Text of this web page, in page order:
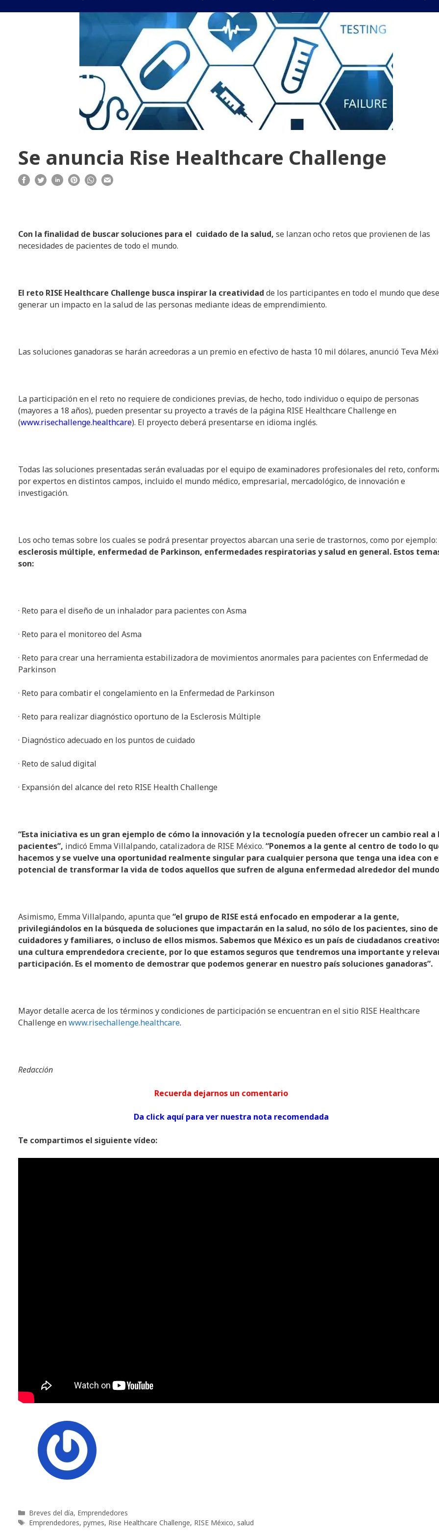
Se anuncia Rise Healthcare Challenge
Con la finalidad de buscar soluciones para el cuidado de la salud, se lanzan ocho retos que provienen de las
necesidades de pacientes de todo el mundo.
El reto RISE Healthcare Challenge busca inspirar la creatividad de los participantes en todo el mundo que
generar un impacto en la salud de las personas mediante ideas de emprendimiento.
Las soluciones ganadoras se harán acreedoras a un premio en efectivo de hasta 10 mil dólares, anunció Teva
La participación en el reto no requiere de condiciones previas, de hecho, todo individuo o equipo de personas
(mayores a 18 años), pueden presentar su proyecto a través de la página RISE Healthcare Challenge en
(www.risechallenge.healthcare). El proyecto deberá presentarse en idioma inglés.
Todas las soluciones presentadas serán evaluadas por el equipo de examinadores profesionales del reto,
por expertos en distintos campos, incluido el mundo médico, empresarial, mercadológico, de innovación e
investigación.
Los ocho temas sobre los cuales se podrá presentar proyectos abarcan una serie de trastornos, como por ejemplo:
esclerosis múltiple, enfermedad de Parkinson, enfermedades respiratorias y salud en general. Estos
son:
· Reto para el diseño de un inhalador para pacientes con Asma
· Reto para el monitoreo del Asma
· Reto para crear una herramienta estabilizadora de movimientos anormales para pacientes con Enfermedad de
Parkinson
· Reto para combatir el congelamiento en la Enfermedad de Parkinson
· Reto para realizar diagnóstico oportuno de la Esclerosis Múltiple
· Diagnóstico adecuado en los puntos de cuidado
· Reto de salud digital
· Expansión del alcance del reto RISE Health Challenge
“Esta iniciativa es un gran ejemplo de cómo la innovación y la tecnología pueden ofrecer un cambio real a
pacientes”, indicó Emma Villalpando, catalizadora de RISE México. “Ponemos a la gente al centro de todo lo
hacemos y se vuelve una oportunidad realmente singular para cualquier persona que tenga una idea con
potencial de transformar la vida de todos aquellos que sufren de alguna enfermedad alrededor del
Asimismo, Emma Villalpando, apunta que“el grupo de RISE está enfocado en empoderar a la gente,
privilegiándolos en la búsqueda de soluciones que impactarán en la salud, no sólo de los pacientes, sino de
cuidadores y familiares, o incluso de ellos mismos. Sabemos que México es un país de ciudadanos
una cultura emprendedora creciente, por lo que estamos seguros que tendremos una importante y
participación. Es el momento de demostrar que podemos generar en nuestro país soluciones ganadoras”.
Mayor detalle acerca de los términos y condiciones de participación se encuentran en el sitio RISE Healthcare
Challenge enwww.risechallenge.healthcare.
Redacción
Recuerda dejarnos un comentario
Da click aquí para ver nuestra nota recomendada
Te compartimos el siguiente vídeo:
Categorías
Breves del día, Emprendedores
Etiquetas
Emprendedores, pymes, Rise Healthcare Challenge, RISE México, salud